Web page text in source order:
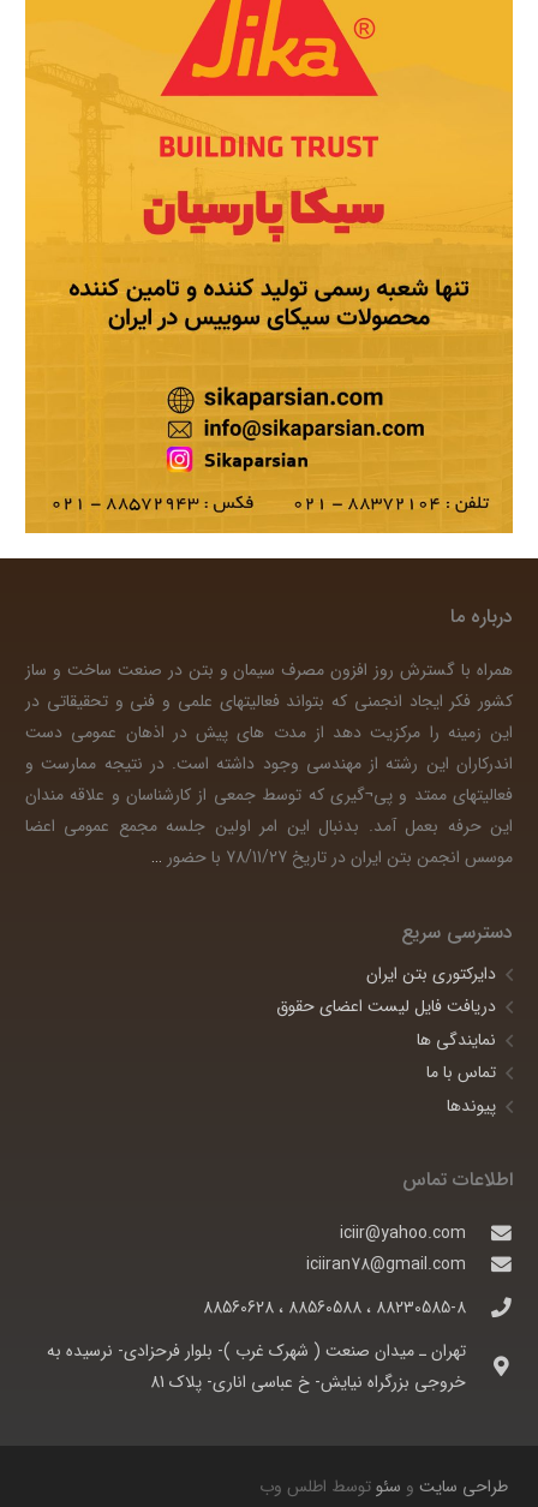
درباره ما
همراه با گسترش روز افزون مصرف سیمان و بتن در صنعت ساخت و ساز
کشور فکر ایجاد انجمنی که بتواند فعالیتهای علمی و فنی و تحقیقاتی در
این زمینه را مرکزیت دهد از مدت های پیش در اذهان عمومی دست
اندرکاران این رشته از مهندسی وجود داشته است. در نتیجه ممارست و
فعالیتهای ممتد و پی¬گیری که توسط جمعی از کارشناسان و علاقه مندان
این حرفه بعمل آمد. بدنبال این امر اولین جلسه مجمع عمومی اعضا
موسس انجمن بتن ایران در تاریخ 78/11/27 با حضور
…
دسترسی سریع
دایرکتوری بتن ایران
دریافت فایل لیست اعضای حقوق
نمایندگی ها
تماس با ما
پیوندها
اطلاعات تماس
iciir@yahoo.com
iciiran78@gmail.com
88230585-8 ، 88560588 ، 88560628
تهران ـ ميدان صنعت ( شهرک غرب )- بلوار فرحزادی- نرسيده به
خروجی بزرگراه نيايش- خ عباسی اناری- پلاک 81
طراحی سایت و سئوتوسط اطلس وب